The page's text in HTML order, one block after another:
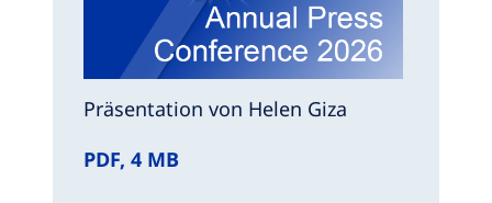
Präsentation von Helen Giza
PDF, 4 MB